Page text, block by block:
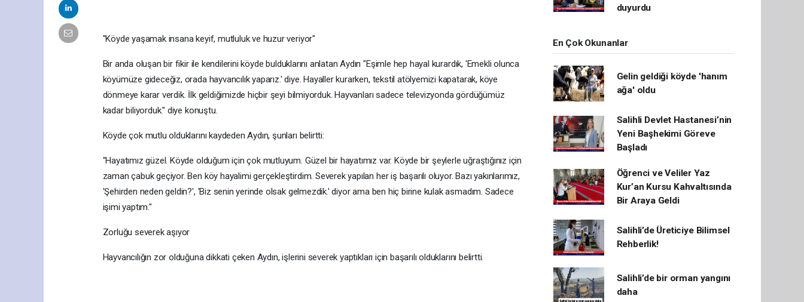
"Köyde yaşamak insana keyif, mutluluk ve huzur veriyor"
Bir anda oluşan bir fikir ile kendilerini köyde bulduklarını anlatan Aydın "Eşimle hep hayal kurardık, 'Emekli olunca
köyümüze gideceğiz, orada hayvancılık yaparız.' diye. Hayaller kurarken, tekstil atölyemizi kapatarak, köye
dönmeye karar verdik. İlk geldiğimizde hiçbir şeyi bilmiyorduk. Hayvanları sadece televizyonda gördüğümüz
kadar biliyorduk." diye konuştu.
Köyde çok mutlu olduklarını kaydeden Aydın, şunları belirtti:
"Hayatımız güzel. Köyde olduğum için çok mutluyum. Güzel bir hayatımız var. Köyde bir şeylerle uğraştığınız için
zaman çabuk geçiyor. Ben köy hayalimi gerçekleştirdim. Severek yapılan her iş başarılı oluyor. Bazı yakınlarımız,
'Şehirden neden geldin?', 'Biz senin yerinde olsak gelmezdik.' diyor ama ben hiç birine kulak asmadım. Sadece
işimi yaptım."
Zorluğu severek aşıyor
Hayvancılığın zor olduğuna dikkati çeken Aydın, işlerini severek yaptıkları için başarılı olduklarını belirtti.
duyurdu
En Çok Okunanlar
Gelin geldiği köyde 'hanım
ağa' oldu
Salihli Devlet Hastanesi’nin
Yeni Başhekimi Göreve
Başladı
Öğrenci ve Veliler Yaz
Kur’an Kursu Kahvaltısında
Bir Araya Geldi
Salihli’de Üreticiye Bilimsel
Rehberlik!
Salihli’de bir orman yangını
daha